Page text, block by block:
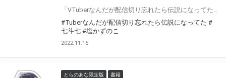
#Tuberなんだが配信切り忘れたら伝説になってた #
七斗七 #塩かずのこ
2022.11.16
とらのあな限定版 書籍